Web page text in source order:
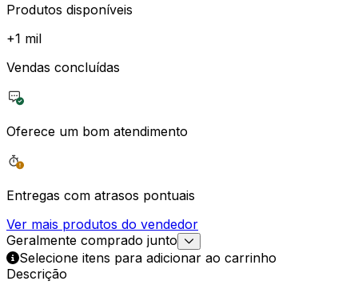
Produtos disponíveis
+1 mil
Vendas concluídas
Oferece um bom atendimento
Entregas com atrasos pontuais
Ver mais produtos do vendedor
Geralmente comprado junto
Selecione itens para adicionar ao carrinho
Descrição